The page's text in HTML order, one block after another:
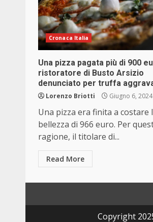
Cronaca Italia
Una pizza pagata più di 900
ristoratore di Busto Arsizio
denunciato per truffa
Lorenzo Briotti Giugno 6, 2024
Una pizza era finita a costare
bellezza di 966 euro. Per
ragione, il titolare di...
Read More
Copyright